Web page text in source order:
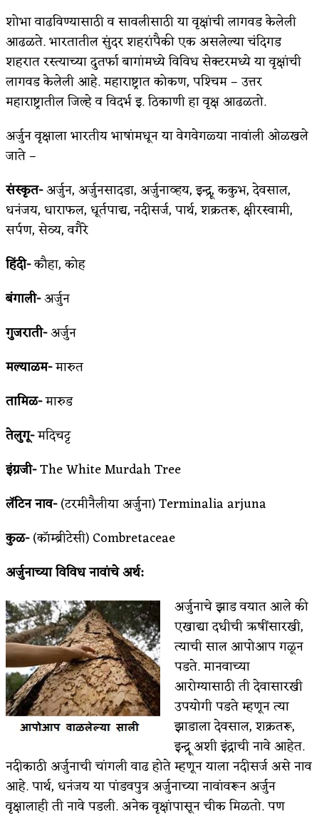
शोभा वाढविण्यासाठी व सावलीसाठी या वृक्षांची लागवड केलेली
आढळते. भारतातील सुंदर शहरांपैकी एक असलेल्या चंदिगड
शहरात रस्त्याच्या दुतर्फा बागांमध्ये विविध सेक्टरमध्ये या वृक्षांची
लागवड केलेली आहे. महाराष्ट्रात कोकण, पश्‍चिम – उत्तर
महाराष्ट्रातील जिल्हे व विदर्भ इ. ठिकाणी हा वृक्ष आढळतो.
अर्जुन वृक्षाला भारतीय भाषांमधून या वेगवेगळ्या नावांली ओळखले
जाते –
संस्कृत-अर्जुन, अर्जुनसादडा, अर्जुनाव्हय, इन्द्रू, ककुभ, देवसाल,
धनंजय, धाराफल, धूर्तपाद्य, नदीसर्ज, पार्थ, शक्रतरू, क्षीरस्वामी,
सर्पण, सेव्य, वगैरे
हिंदी-कौहा, कोह
बंगाली-अर्जुन
गुजराती-अर्जुन
मल्याळम-मारुत
तामिळ-मारुड
तेलुगू-मदिचट्ट
इंग्रजी-The White Murdah Tree
लॅटिन नाव-(टरमीनैलीया अर्जुना) Terminalia arjuna
कुळ-(कॉम्ब्रीटेसी) Combretaceae
अर्जुनाच्या विविध नावांचे अर्थ:
अर्जुनाचे झाड वयात आले की
एखाद्या दधीची ऋषींसारखी,
त्याची साल आपोआप गळून
पडते. मानवाच्या
आरोग्यासाठी ती देवासारखी
उपयोगी पडते म्हणून त्या
झाडाला देवसाल, शक्रतरू,
इन्द्रू अशी इंद्राची नावे आहेत.
नदीकाठी अर्जुनाची चांगली वाढ होते म्हणून याला नदीसर्ज असे नाव
आहे. पार्थ, धनंजय या पांडवपुत्र अर्जुनाच्या नावांवरून अर्जुन
वृक्षालाही ती नावे पडली. अनेक वृक्षांपासून चीक मिळतो. पण